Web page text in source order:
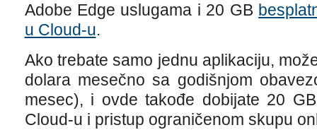
Adobe Edge uslugama i 20 GB
u Cloud-u.
Ako trebate samo jednu aplikaciju,
dolara mesečno sa godišnjom
mesec), i ovde takođe dobijate 20
Cloud-u i pristup ograničenom skupu